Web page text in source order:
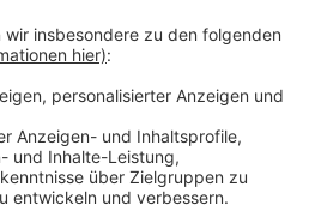
in Leverkusen
Abstriche bei
immer teurer